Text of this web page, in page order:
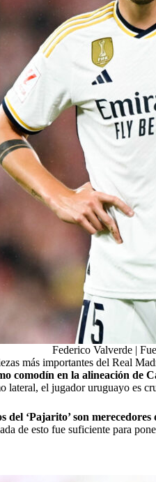
Federico Valverde |
más importantes del Real
comodín en la alineación de
lateral, el jugador uruguayo es
del ‘Pajarito’ son
de esto fue suficiente para